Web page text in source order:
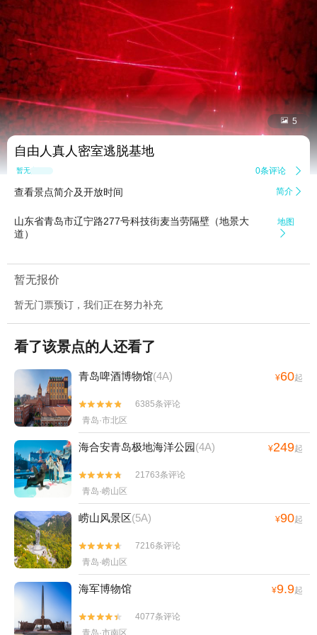
 5
自由人真人密室逃脱基地
暂无点评 0条评论 
查看景点简介及开放时间 简介 
山东省青岛市辽宁路277号科技街麦当劳隔壁（地景大
道）
地图

暂无报价
暂无门票预订，我们正在努力补充
看了该景点的人还看了
青岛啤酒博物馆(4A) ¥60起


6385条评论
青岛·市北区
海合安青岛极地海洋公园(4A) ¥249起


21763条评论
青岛·崂山区
崂山风景区(5A) ¥90起


7216条评论
青岛·崂山区
海军博物馆 ¥9.9起


4077条评论
